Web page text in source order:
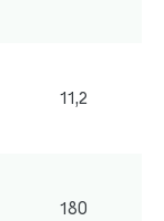
11,2
180